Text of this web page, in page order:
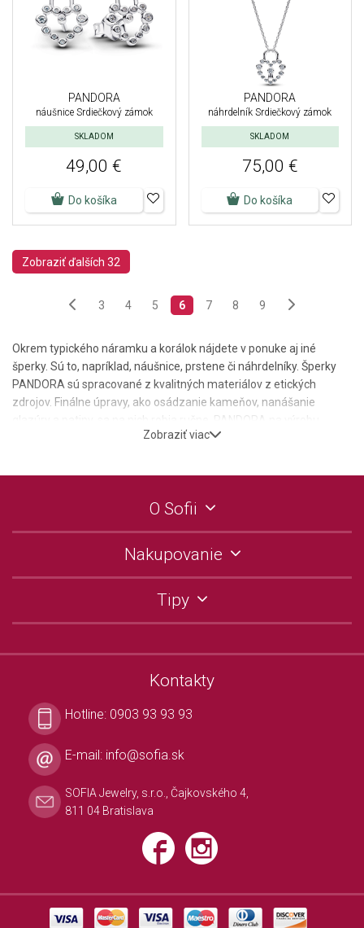
PANDORA
náušnice Srdiečkový zámok
SKLADOM
49,00 €
Do košíka
PANDORA
náhrdelník Srdiečkový zámok
SKLADOM
75,00 €
Do košíka
Zobraziť ďalších 32
3 4 5 6 7 8 9
Okrem typického náramku a korálok nájdete v ponuke aj iné
šperky. Sú to, napríklad, náušnice, prstene či náhrdelníky. Šperky
PANDORA sú spracované z kvalitných materiálov z etických
zdrojov. Finálne úpravy, ako osádzanie kameňov, nanášanie
glazúry a patiny, sa na nich robia ručne. PANDORA na výrobu
šperkov používa predovšetkým striebro, kubické zirkóny, krištály a
ponuke nájdete aj kúsky zo zlata alebo kože. SOFIA Jewelry je
Zobraziť viac
O Sofii
Nakupovanie
Tipy
Kontakty
Hotline: 0903 93 93 93
E-mail: info@sofia.sk
SOFIA Jewelry, s.r.o., Čajkovského 4,
811 04 Bratislava